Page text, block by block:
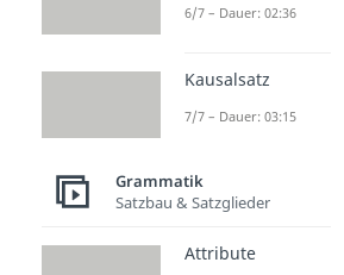
Du
zwischen
Dativobjekt,
Wie fragt
Objekt?
6/7 – Dauer: 02:36
Kausalsatz
7/7 – Dauer: 03:15
Grammatik
Satzbau & Satzglieder
Attribute